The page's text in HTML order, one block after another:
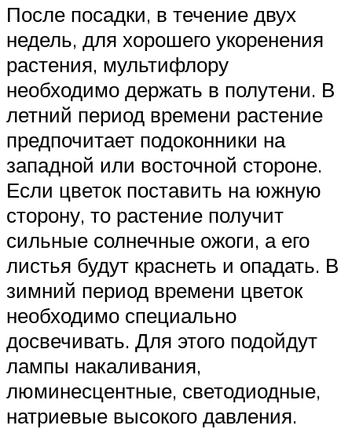
После посадки, в течение двух
недель, для хорошего укоренения
растения, мультифлору
необходимо держать в полутени. В
летний период времени растение
предпочитает подоконники на
западной или восточной стороне.
Если цветок поставить на южную
сторону, то растение получит
сильные солнечные ожоги, а его
листья будут краснеть и опадать. В
зимний период времени цветок
необходимо специально
досвечивать. Для этого подойдут
лампы накаливания,
люминесцентные, светодиодные,
натриевые высокого давления.